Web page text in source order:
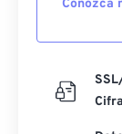
Conozca